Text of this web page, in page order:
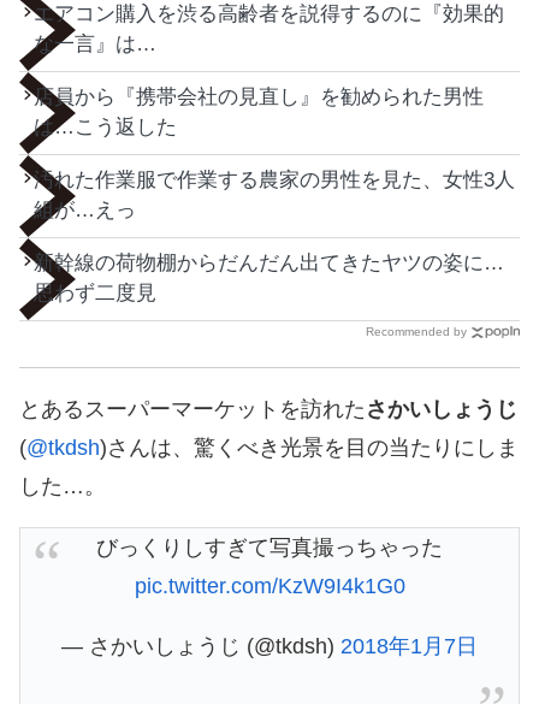
エアコン購入を渋る高齢者を説得するのに『効果的
な一言』は…
店員から『携帯会社の見直し』を勧められた男性
は…こう返した
汚れた作業服で作業する農家の男性を見た、女性3人
組が…えっ
新幹線の荷物棚からだんだん出てきたヤツの姿に…
思わず二度見
Recommended by
とあるスーパーマーケットを訪れた さかいしょうじ
(@tkdsh)さんは、驚くべき光景を目の当たりにしま
した…。
びっくりしすぎて写真撮っちゃった
pic.twitter.com/KzW9I4k1G0
— さかいしょうじ (@tkdsh) 2018年1月7日